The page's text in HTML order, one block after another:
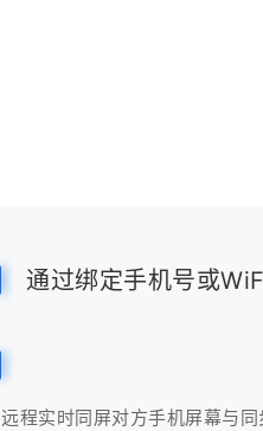
通过绑定手机号或
远程实时同屏对方手机屏幕与